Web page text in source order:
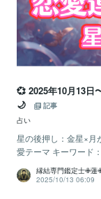
💞 2025年10月13日
🌙
記事
占い
星の後押し：金星×月
愛テーマ キーワード
縁結専門鑑定士✙蓮
2025/10/13 06:09